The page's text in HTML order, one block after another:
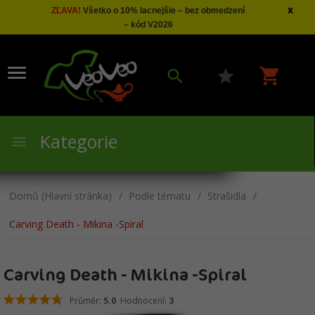
ZĽAVA! Všetko o 10% lacnejšie – bez obmedzení
– kód V2026
x
Kategorie
Domů (Hlavní stránka) Podle tématu Strašidla
Carving Death - Mikina -Spiral
Carving Death - Mikina -Spiral
Průměr: 5.0 Hodnocení: 3